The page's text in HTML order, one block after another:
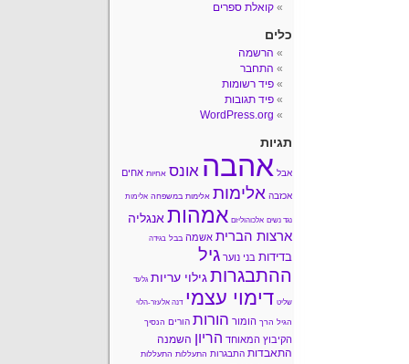
קואלת ספרים
כלים
הרשמה
התחבר
פיד רשומות
פיד תגובות
WordPress.org
תגיות
אבל אהבה אונס אחיות אחים
אכזבה אלימות אלימות במשפחה אלימות
נגד נשים אלכוהוליזם אמהותאנגליה
ארצות הברית אשמה בבל בגידה
בדידות בני נוער גיל
ההתבגרות גילוי עריות גלעד
שליט דימוי עצמי דנה אלעזר-הלוי
הגיל הרך הומור הורות הורים הנסיך
הקיבוץ המאוחד הריון השמנה
התאבדות התבגרות התעללות התעללות